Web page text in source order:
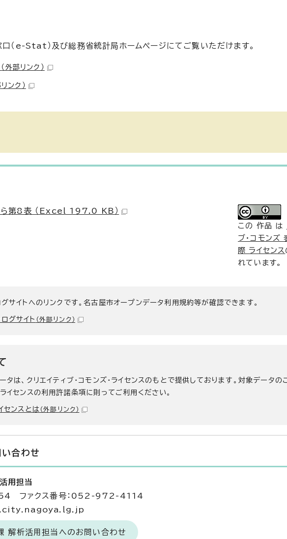
（e-Stat）及び総務省統計局ホームページにてご覧いただけます。
（外部リンク）
ンク）
この 作品 は
ブ・コモン
際 ライセンス
れています。
ら第8表 （Excel 197.0 KB）
サイトへのリンクです。名古屋市オープンデータ利用規約等が確認できます。
グサイト （外部リンク）
タは、クリエイティブ・コモンズ・ライセンスのもとで提供しております。対象データの
イセンスの利用許諾条項に則ってご利用ください。
センスとは （外部リンク）
い合わせ
用担当
ファクス番号：052-972-4114
解析活用担当へのお問い合わせ